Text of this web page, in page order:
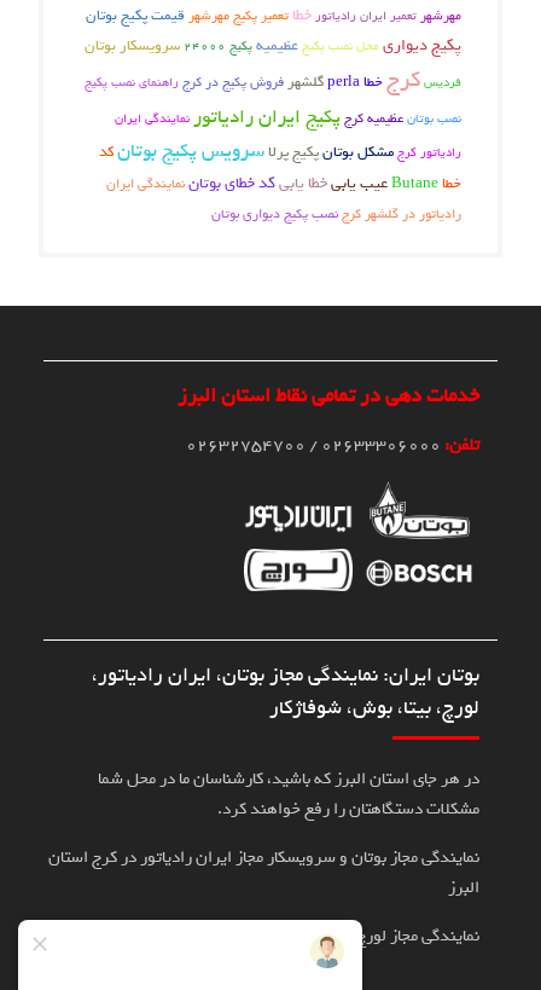
مهرشهر تعمیر ایران رادیاتورخطا تعمیر پکیج مهرشهر قیمت پکیج بوتان
پکیج دیواری محل نصب پکیجعظیمیه پکیج 24000 سرویسکار بوتان
فردیسکرجخطا perla گلشهر فروش پکیج در کرج راهنمای نصب پکیج
نصب بوتانعظیمیه کرجپکیج ایران رادیاتورنمایندگی ایران
رادیاتور کرجمشکل بوتانپکیج پرلاسرویس پکیج بوتانکد
خطاButaneعیب یابیخطا یابیکد خطای بوتاننمایندگی ایران
رادیاتور در گلشهر کرجنصب پکیج دیواری بوتان
خدمات دهی در تمامی نقاط استان البرز
تلفن:
بوتان ایران: نمایندگی مجاز بوتان، ایران رادیاتور،
لورچ، بیتا، بوش، شوفاژکار
در هر جای استان البرز که باشید، کارشناسان ما در محل شما
مشکلات دستگاهتان را رفع خواهند کرد.
نمایندگی مجاز بوتان و سرویسکار مجاز ایران رادیاتور در کرج استان
البرز
نمایندگی مجاز لورچ، بوش، بیتا در کرج